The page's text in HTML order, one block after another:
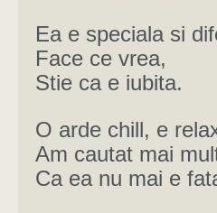
Ea e speciala si
Face ce vrea,
Stie ca e iubita.
O arde chill, e
Am cautat mai
Ca ea nu mai e